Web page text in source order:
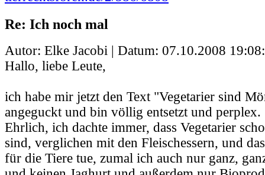
Re: Ich noch mal
Autor: Elke Jacobi | Datum: 07.10.2008
Hallo, liebe Leute,
ich habe mir jetzt den Text "Vegetarier sind
angeguckt und bin völlig entsetzt und perplex.
Ehrlich, ich dachte immer, dass Vegetarier
sind, verglichen mit den Fleischessern, und
für die Tiere tue, zumal ich auch nur ganz,